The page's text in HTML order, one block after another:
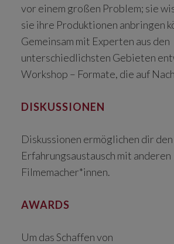
vor einem großen Problem; sie
sie ihre Produktionen anbringen
Gemeinsam mit Experten aus den
unterschiedlichsten Gebieten
Workshop – Formate, die auf
DISKUSSIONEN
Diskussionen ermöglichen dir den
Erfahrungsaustausch mit anderen
Filmemacher*innen.
AWARDS
Um das Schaffen von